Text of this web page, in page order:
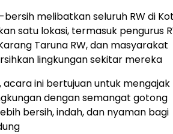
melibatkan seluruh RW di
satu lokasi, termasuk pengurus
Taruna RW, dan masyarakat
lingkungan sekitar mereka
acara ini bertujuan untuk mengajak
dengan semangat gotong
bersih, indah, dan nyaman bagi